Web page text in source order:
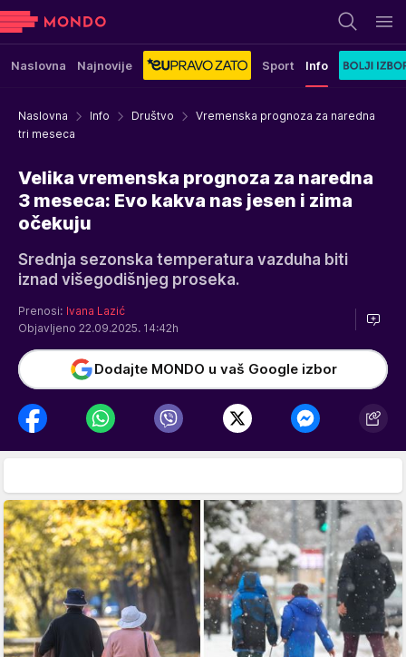
Naslovna Najnovije Sport Info
Naslovna Info Društvo
Vremenska prognoza za naredna
tri meseca
Velika vremenska prognoza za naredna
3 meseca: Evo kakva nas jesen i zima
očekuju
Srednja sezonska temperatura vazduha biti
iznad višegodišnjeg proseka.
Prenosi: Ivana Lazić
Objavljeno 22.09.2025. 14:42h
Dodajte MONDO u vaš Google izbor